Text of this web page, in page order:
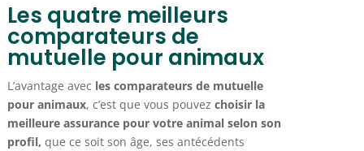
Les quatre meilleurs
comparateurs de
mutuelle pour animaux
L’avantage avec les comparateurs de mutuelle
pour animaux, c’est que vous pouvez choisir la
meilleure assurance pour votre animal selon son
profil, que ce soit son âge, ses antécédents